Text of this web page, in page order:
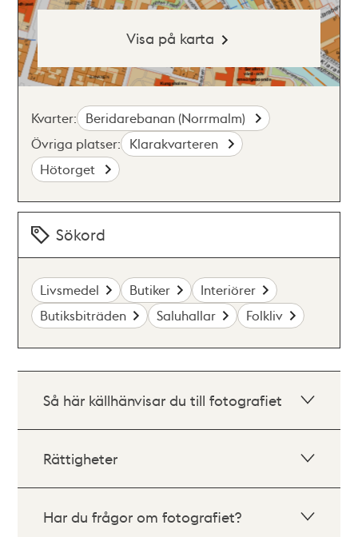
Visa på karta
Kvarter: Beridarebanan (Norrmalm)
Övriga platser: Klarakvarteren
Hötorget
Sökord
Livsmedel Butiker
Interiörer
Butiksbiträden
Saluhallar Folkliv
Så här källhänvisar du till fotografiet
Rättigheter
Har du frågor om fotografiet?